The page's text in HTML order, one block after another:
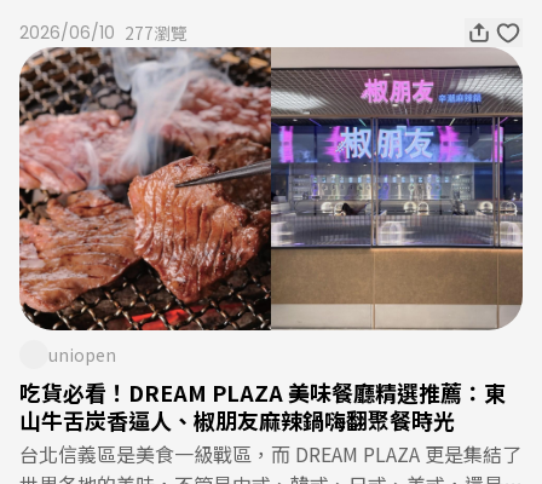
想把觀賽儀式感拉滿，21Plus 21風味館也推出期間限定足
球應援優惠：21PlUS 21風味館🏆 限時超值優惠｜06/10
（三）－07/21（二）💰觀戰必備超值套餐【超飽足神隊
友】買 香草烤半雞 ➜ 送 雞汁拌飯x2應援優惠價259元 (原
價430元)💰看球賽也要美味滿點！【狂歡點心配搭】買 香
草烤雞腿x2➜ 送 手撕夾餅應援優惠價188元 (原價359元)足
球迷備戰清單 3. 去餐廳與大家一起熱血應援！足球賽事的
魅力，不只在球場上，更在於與大家一起歡呼吶喊的熱鬧氛
圍！統一時代百貨台北店 TGI FRIDAYS，還有 DREAM PLA
ZA 的 TRANSIT 瑪黑餐酒館、LillA、金色三麥等餐廳都有
賽事限定推薦餐點，不論是與好友聚會，還是認識同樣熱愛
足球的新朋友，一定都能在熱鬧氛圍中留下難忘回憶！足球
迷備戰清單 4. 指定超商 OPEN!CHANNEL 實況轉播！如果
不想獨自在家觀賽，也可以前往指定超商門市，一起感受現
場般的熱烈氣氛。2026/6/12～7/20 期間，OPEN!CHANN
EL 將於全台指定 3,000 家門市轉播足球賽事，實際轉播場
到美妝保養、居家好物通通有折扣。想趁年中補貨、換新家
電，或是提前準備暑假出遊用品，現在正是最佳時機，編輯
幫你整理各大平台最值得關注的 618 優惠重點，讓你一次
掌握最划算的購物攻略！618 購物優惠 1. 7-ELEVEN i 預購
即日起至 6 月 30 日，7-ELEVEN i預購推出「618年中嗨購
節」，集結上百項商品最低 2 折起，涵蓋夏季降溫家電、
美妝保養、日用品囤貨及親子娛樂等熱門品類。除了折扣力
度十足外，全站天天免運也是一大亮點，首購會員還可享 2
0% OPENPOINT 回饋，指定商品再加碼 6% OPENPOIN
T，搭配 uniopen 卡最高回饋可上看 37%，不論是補貨還
是換季採購都相當划算！看更多618 購物優惠 2.iOPEN Mal
liOPEN Mall 今年主打「下單越多、獎項越狂」，活動期間
至 6 月 30 日止，只要下單就有機會抽中咖啡、6,000 元百
貨禮券，甚至價值逾 3 萬元的日韓雙人來回機票。除了消
費抽獎外，6 月 17 日至 18 日兩天再加碼抽 100 點 OPENP
OINT ( 共抽 100 名，每人獲 100 點 OPENPOINT )，讓消
2026/06/10 277瀏覽
uniopen
吃貨必看！DREAM PLAZA 美味餐廳精選推薦：東
山牛舌炭香逼人、椒朋友麻辣鍋嗨翻聚餐時光
台北信義區是美食一級戰區，而 DREAM PLAZA 更是集結了